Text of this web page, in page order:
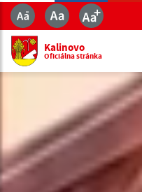
Kalinovo
Oficiálna stránka